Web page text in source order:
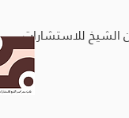
للاستشارات